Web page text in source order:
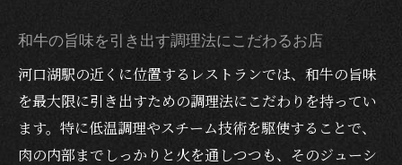
駅近で楽しめる極上和牛料理の店
和牛とワインで過ごす贅沢なデート
河口湖駅周辺の和牛専門店の魅力
駅近で味わう和牛とワインの至福のひとと
き
和牛の旨味を引き出す調理法にこだわるお店
河口湖駅の近くに位置するレストランでは、和牛の旨味
を最大限に引き出すための調理法にこだわりを持ってい
ます。特に低温調理やスチーム技術を駆使することで、
肉の内部までしっかりと火を通しつつも、そのジューシ